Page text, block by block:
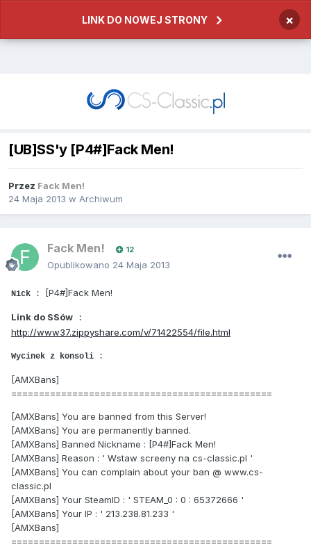
LINK DO NOWEJ STRONY ×
[UB]SS'y [P4#]Fack Men!
Przez Fack Men!
24 Maja 2013 w Archiwum
Fack Men! 12
Opublikowano 24 Maja 2013
Nick : [P4#]Fack Men!
Link do SSów :
http://www37.zippyshare.com/v/71422554/file.html
Wycinek z konsoli :
[AMXBans]
===============================================
[AMXBans] You are banned from this Server!
[AMXBans] You are permanently banned.
[AMXBans] Banned Nickname : [P4#]Fack Men!
[AMXBans] Reason : ' Wstaw screeny na cs-classic.pl '
[AMXBans] You can complain about your ban @ www.cs-
classic.pl
[AMXBans] Your SteamID : ' STEAM_0 : 0 : 65372666 '
[AMXBans] Your IP : ' 213.238.81.233 '
[AMXBans]
===============================================